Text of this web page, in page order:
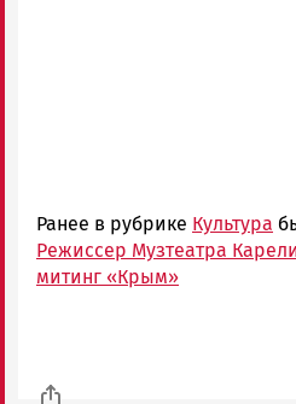
Ранее в рубрике Культура
Режиссер Музтеатра
митинг «Крым»